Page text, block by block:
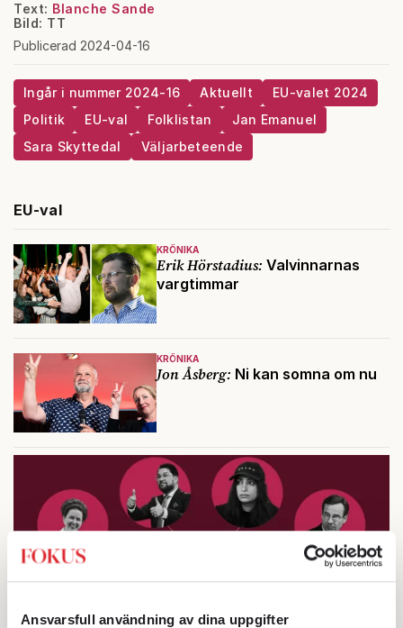
Ansvarsfull användning av dina uppgifter
Text: Blanche Sande
Bild: TT
Publicerad 2024-04-16
Ingår i nummer 2024-16 Aktuellt
EU-valet 2024
Politik
EU-val Folklistan
Jan Emanuel
Sara Skyttedal
Väljarbeteende
EU-val
KRÖNIKA
Erik Hörstadius: Valvinnarnas
vargtimmar
KRÖNIKA
Jon Åsberg: Ni kan somna om nu